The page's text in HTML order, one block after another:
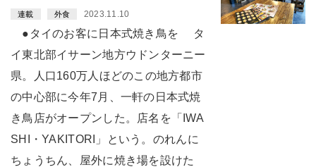
連載 外食 2023.11.10
●タイのお客に日本式焼き鳥を タ
イ東北部イサーン地方ウドンターニー
県。人口160万人ほどのこの地方都市
の中心部に今年7月、一軒の日本式焼
き鳥店がオープンした。店名を「IWA
SHI・YAKITORI」という。のれんに
ちょうちん、屋外に焼き場を設けた